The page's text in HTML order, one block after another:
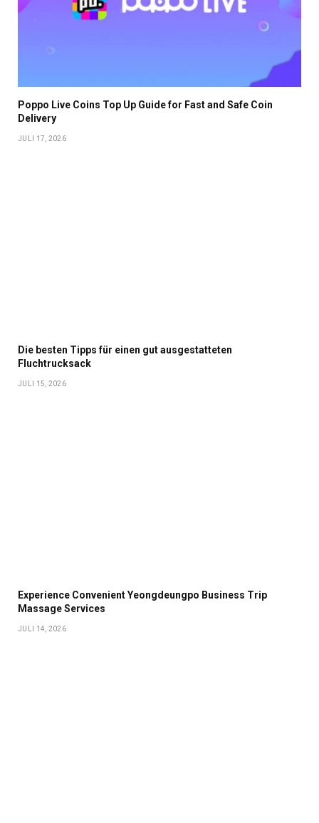
Poppo Live Coins Top Up Guide for Fast and Safe Coin
Delivery
JULI 17, 2026
Die besten Tipps für einen gut ausgestatteten
Fluchtrucksack
JULI 15, 2026
Experience Convenient Yeongdeungpo Business Trip
Massage Services
JULI 14, 2026